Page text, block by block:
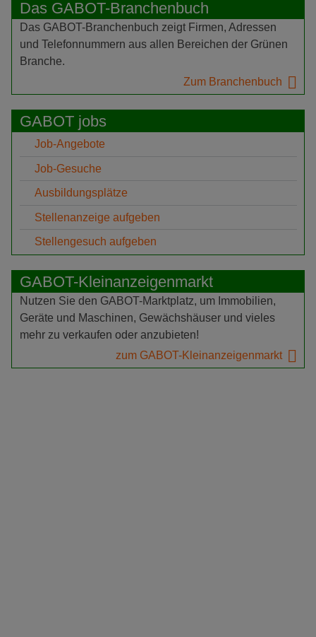
Das GABOT-Branchenbuch
Das GABOT-Branchenbuch zeigt Firmen, Adressen
und Telefonnummern aus allen Bereichen der Grünen
Branche.
Zum Branchenbuch
GABOT jobs
Job-Angebote
Job-Gesuche
Ausbildungsplätze
Stellenanzeige aufgeben
Stellengesuch aufgeben
GABOT-Kleinanzeigenmarkt
Nutzen Sie den GABOT-Marktplatz, um Immobilien,
Geräte und Maschinen, Gewächshäuser und vieles
mehr zu verkaufen oder anzubieten!
zum GABOT-Kleinanzeigenmarkt